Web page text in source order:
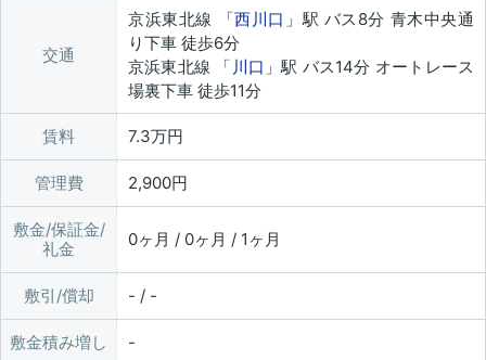
交通
京浜東北線 「西川口 」駅 バス8分 青木中央通
り下車 徒歩6分
京浜東北線 「 川口 」駅 バス14分 オートレース
場裏下車 徒歩11分
賃料 7.3万円
管理費 2,900円
敷金/保証金/
礼金
0ヶ月 / 0ヶ月 / 1ヶ月
敷引/償却 - / -
敷金積み増し